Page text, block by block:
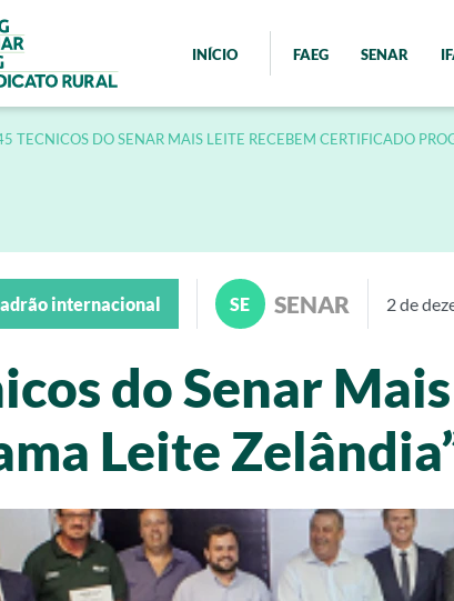
INÍCIO FAEG SENAR
TECNICOS DO SENAR MAIS LEITE RECEBEM CERTIFICADO
internacional SE SENAR 2 de
do Senar
Leite